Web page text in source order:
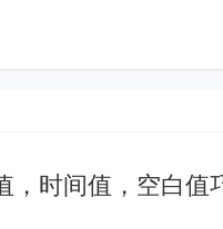
时间值，空白值